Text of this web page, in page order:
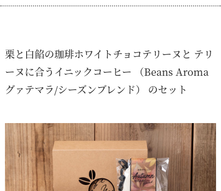
栗と白餡の珈琲ホワイトチョコテリーヌと テリ
ーヌに合うイニックコーヒー （Beans Aroma
グァテマラ/シーズンブレンド） のセット